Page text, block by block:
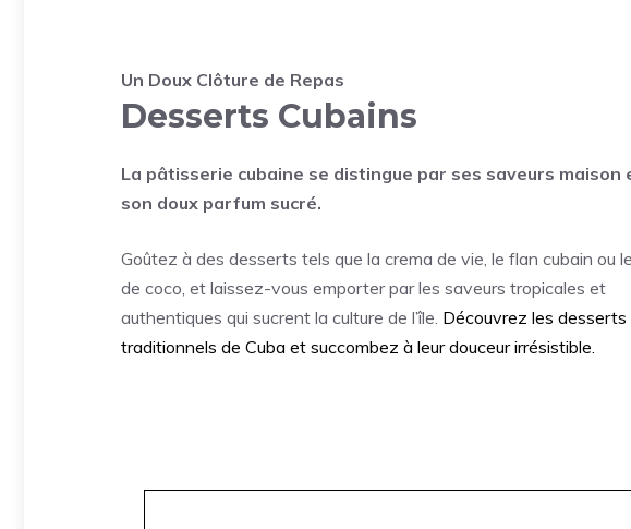
Un Doux Clôture de Repas
Desserts Cubains
La pâtisserie cubaine se distingue par ses saveurs maison
son doux parfum sucré.
Goûtez à des desserts tels que la crema de vie, le flan cubain ou
de coco, et laissez-vous emporter par les saveurs tropicales et
authentiques qui sucrent la culture de l’île. Découvrez les desserts
traditionnels de Cuba et succombez à leur douceur irrésistible.